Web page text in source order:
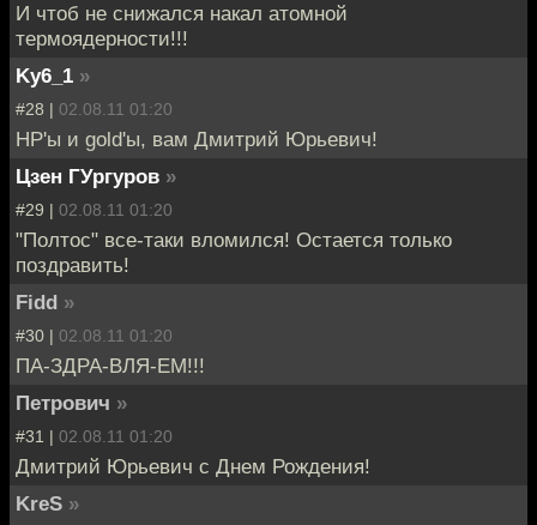
И чтоб не снижался накал атомной
термоядерности!!!
Ky6_1 »
#28 | 02.08.11 01:20
HP'ы и gold'ы, вам Дмитрий Юрьевич!
Цзен ГУргуров »
#29 | 02.08.11 01:20
"Полтос" все-таки вломился! Остается только
поздравить!
Fidd »
#30 | 02.08.11 01:20
ПА-ЗДРА-ВЛЯ-ЕМ!!!
Петрович »
#31 | 02.08.11 01:20
Дмитрий Юрьевич с Днем Рождения!
KreS »